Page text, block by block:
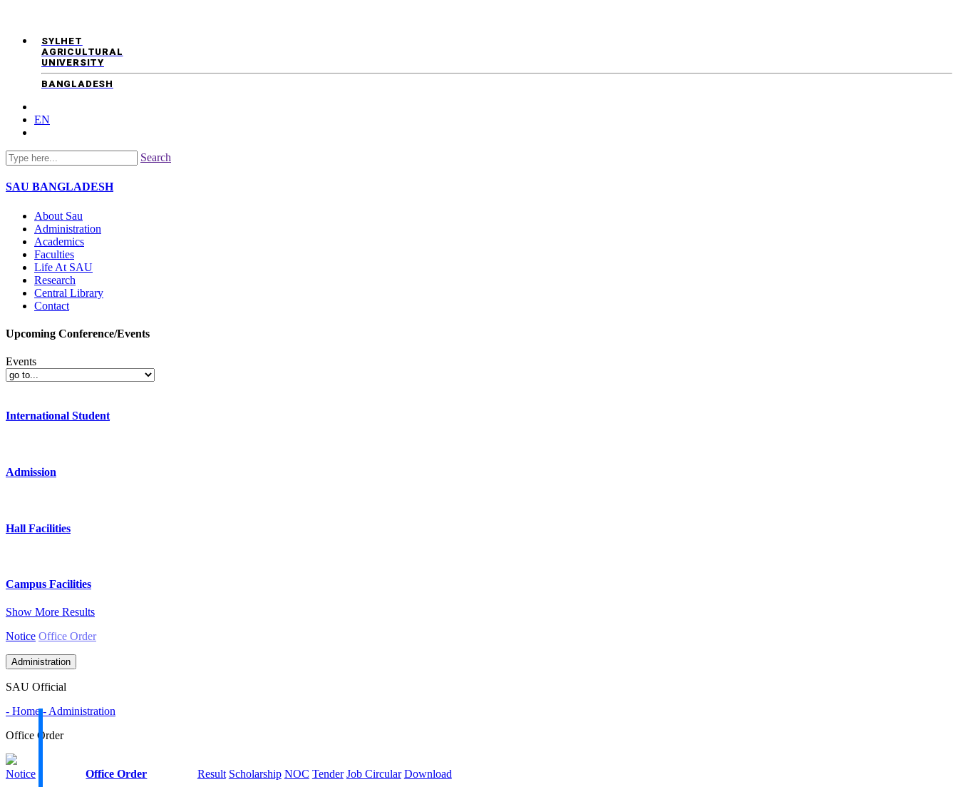
SYLHET
AGRICULTURAL
UNIVERSITY
BANGLADESH
EN
Search
SAU BANGLADESH
About Sau
Administration
Academics
Faculties
Life At SAU
Research
Central Library
Contact
Upcoming Conference/Events
Events
International Student
Admission
Hall Facilities
Campus Facilities
Show More Results
Notice Office Order
Administration
SAU Official
- Home - Administration
Office Order
Notice Office Order Result Scholarship NOC Tender Job Circular Download